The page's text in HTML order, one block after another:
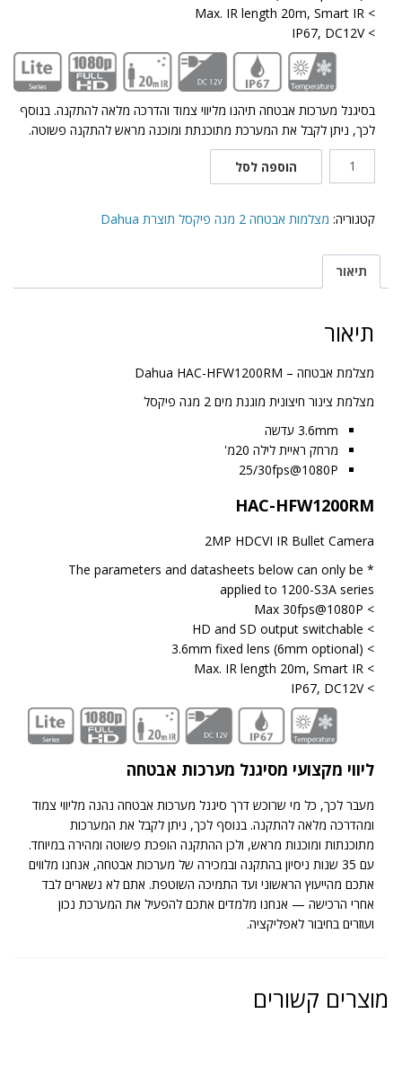
> Max. IR length 20m, Smart IR
> IP67, DC12V
בסיגנל מערכות אבטחה תיהנו מליווי צמוד והדרכה מלאה להתקנה. בנוסף
לכך, ניתן לקבל את המערכת מתוכנתת ומוכנה מראש להתקנה פשוטה.
כמות
אבטחה
Dahua
HAC-
הוספה לסל
קטגוריה: מצלמות אבטחה 2 מגה פיקסל תוצרת Dahua
תיאור
תיאור
מצלמת אבטחה – Dahua HAC-HFW1200RM
מצלמת צינור חיצונית מוגנת מים 2 מגה פיקסל
3.6mm עדשה
מרחק ראיית לילה 20מ'
25/30fps@1080P
HAC-HFW1200RM
2MP HDCVI IR Bullet Camera
* The parameters and datasheets below can only be
applied to 1200-S3A series
> Max 30fps@1080P
> HD and SD output switchable
> 3.6mm fixed lens (6mm optional)
> Max. IR length 20m, Smart IR
> IP67, DC12V
ליווי מקצועי מסיגנל מערכות אבטחה
מעבר לכך, כל מי שרוכש דרך סיגנל מערכות אבטחה נהנה מליווי צמוד
ומהדרכה מלאה להתקנה. בנוסף לכך, ניתן לקבל את המערכות
מתוכנתות ומוכנות מראש, ולכן ההתקנה הופכת פשוטה ומהירה במיוחד.
עם 35 שנות ניסיון בהתקנה ובמכירה של מערכות אבטחה, אנחנו מלווים
אתכם מהייעוץ הראשוני ועד התמיכה השוטפת. אתם לא נשארים לבד
אחרי הרכישה — אנחנו מלמדים אתכם להפעיל את המערכת נכון
ועוזרים בחיבור לאפליקציה.
מוצרים קשורים